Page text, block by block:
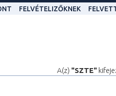
FELVÉTELIZŐKNEK
A(z) "SZTE"